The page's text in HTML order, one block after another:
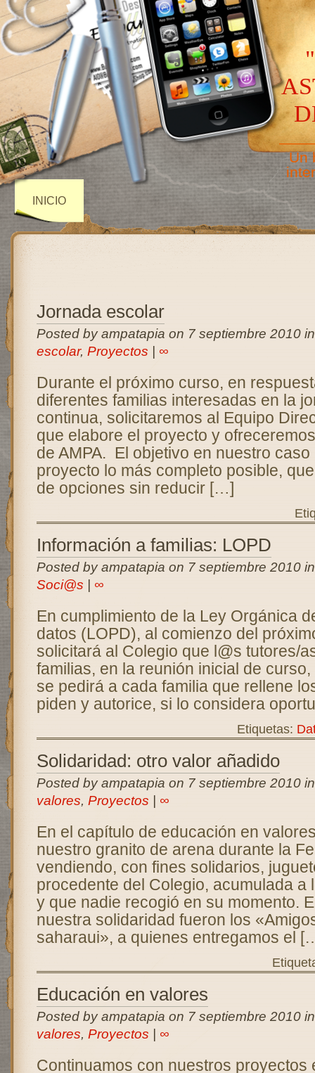
Un
INICIO
Jornada escolar
Posted by ampatapia on 7 septiembre 2010
escolar, Proyectos ∞
Durante el próximo curso, en
diferentes familias interesadas en la
continua, solicitaremos al Equipo
que elabore el proyecto y
de AMPA. El objetivo en nuestro
proyecto lo más completo posible,
de opciones sin reducir […]
Información a familias: LOPD
Posted by ampatapia on 7 septiembre 2010
Soci@s
∞
En cumplimiento de la Ley Orgánica
datos (LOPD), al comienzo del
solicitará al Colegio que l@s tutores/
familias, en la reunión inicial de
se pedirá a cada familia que rellene
piden y autorice, si lo considera
Etiquetas:
Solidaridad: otro valor añadido
Posted by ampatapia on 7 septiembre 2010
valores, Proyectos ∞
En el capítulo de educación en
nuestro granito de arena durante la
vendiendo, con fines solidarios,
procedente del Colegio, acumulada a
y que nadie recogió en su momento.
nuestra solidaridad fueron los
saharaui», a quienes entregamos el
Educación en valores
Posted by ampatapia on 7 septiembre 2010
valores, Proyectos ∞
Continuamos con nuestros